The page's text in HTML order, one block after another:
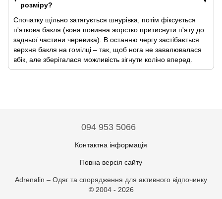
розміру?
Спочатку щільно затягується шнурівка, потім фіксується
п'яткова бакля (вона повинна жорстко притиснути п'яту до
задньої частини черевика). В останню чергу застібається
верхня бакля на гомілці – так, щоб нога не завалювалася
вбік, але зберігалася можливість зігнути коліно вперед.
094 953 5066
Контактна інформація
Повна версія сайту
Adrenalin – Одяг та спорядження для активного відпочинку
© 2004 - 2026